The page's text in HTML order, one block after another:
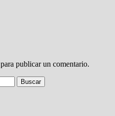
para publicar un comentario.